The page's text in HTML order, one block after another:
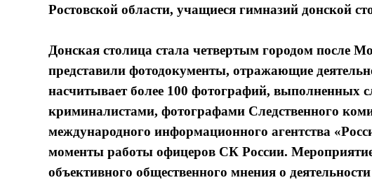
Ростовской области, учащиеся гимназий донской
Донская столица стала четвертым городом после
представили фотодокументы, отражающие
насчитывает более 100 фотографий, выполненных
криминалистами, фотографами Следственного
международного информационного агентства
моменты работы офицеров СК России.
объективного общественного мнения о